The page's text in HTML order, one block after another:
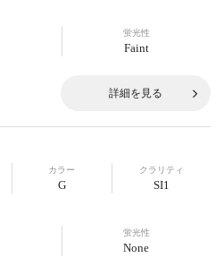
蛍光性
Faint
詳細を見る
カラー
G
クラリティ
SI1
蛍光性
None